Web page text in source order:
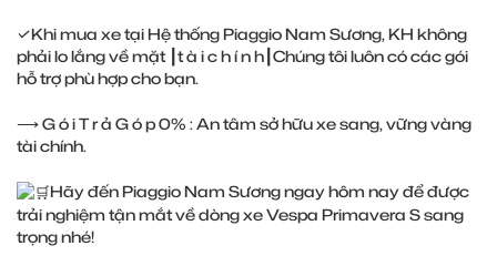
✓Khi mua xe tại Hệ thống Piaggio Nam Sương, KH không
phải lo lắng về mặt ┃t à i c h í n h┃Chúng tôi luôn có các gói
hỗ trợ phù hợp cho bạn.
⟶ G ó i T r ả G ó p 0% : An tâm sở hữu xe sang, vững vàng
tài chính.
Hãy đến Piaggio Nam Sương ngay hôm nay để được
trải nghiệm tận mắt về dòng xe Vespa Primavera S sang
trọng nhé!